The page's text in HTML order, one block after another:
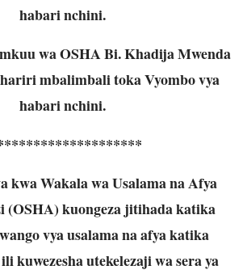
habari nchini.
wa OSHA Bi. Khadija Mwenda
mbalimbali toka Vyombo vya
habari nchini.
kwa Wakala wa Usalama na Afya
(OSHA) kuongezajitihada katika
vya usalama na afya katika
ilikuwezesha utekelezaji wa sera ya